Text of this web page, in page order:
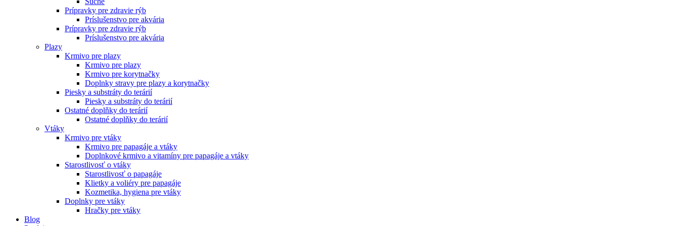
Prípravky pre zdravie rýb
Príslušenstvo pre akvária
Prípravky pre zdravie rýb
Príslušenstvo pre akvária
Plazy
Krmivo pre plazy
Krmivo pre plazy
Krmivo pre korytnačky
Doplnky stravy pre plazy a korytnačky
Piesky a substráty do terárií
Piesky a substráty do terárií
Ostatné doplňky do terárií
Ostatné doplňky do terárií
Vtáky
Krmivo pre vtáky
Krmivo pre papagáje a vtáky
Doplnkové krmivo a vitamíny pre papagáje a vtáky
Starostlivosť o vtáky
Starostlivosť o papagáje
Klietky a voliéry pre papagáje
Kozmetika, hygiena pre vtáky
Doplnky pre vtáky
Hračky pre vtáky
Blog